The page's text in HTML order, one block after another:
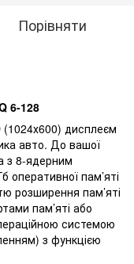
Порівняти
6-128
(1024х600) дисплеєм
авто. До вашої
з 8-ядерним
оперативної пам’яті
розширення пам’яті
пам’яті або
системою
з функцією